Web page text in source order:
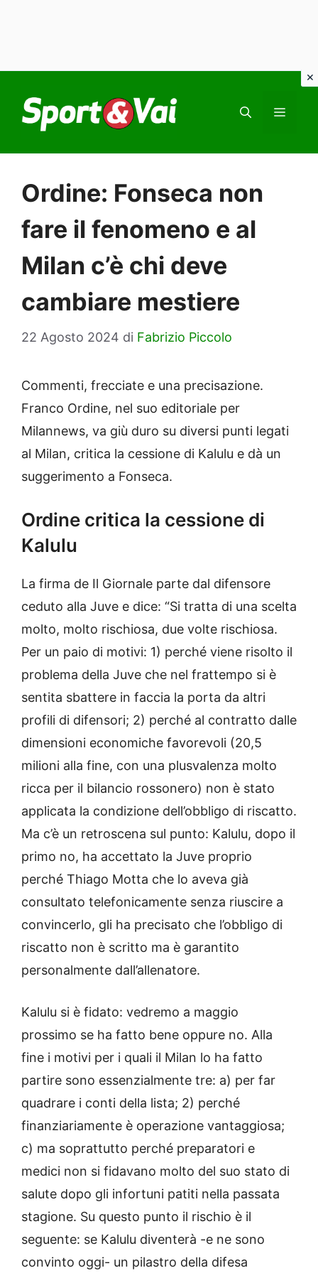
contenuto
Ordine: Fonseca non
fare il fenomeno e al
Milan c’è chi deve
cambiare mestiere
22 Agosto 2024 di Fabrizio Piccolo
Commenti, frecciate e una precisazione.
Franco Ordine, nel suo editoriale per
Milannews, va giù duro su diversi punti legati
al Milan, critica la cessione di Kalulu e dà un
suggerimento a Fonseca.
Ordine critica la cessione di
Kalulu
La firma de Il Giornale parte dal difensore
ceduto alla Juve e dice: “Si tratta di una scelta
molto, molto rischiosa, due volte rischiosa.
Per un paio di motivi: 1) perché viene risolto il
problema della Juve che nel frattempo si è
sentita sbattere in faccia la porta da altri
profili di difensori; 2) perché al contratto dalle
dimensioni economiche favorevoli (20,5
milioni alla fine, con una plusvalenza molto
ricca per il bilancio rossonero) non è stato
applicata la condizione dell’obbligo di riscatto.
Ma c’è un retroscena sul punto: Kalulu, dopo il
primo no, ha accettato la Juve proprio
perché Thiago Motta che lo aveva già
consultato telefonicamente senza riuscire a
convincerlo, gli ha precisato che l’obbligo di
riscatto non è scritto ma è garantito
personalmente dall’allenatore.
Kalulu si è fidato: vedremo a maggio
prossimo se ha fatto bene oppure no. Alla
fine i motivi per i quali il Milan lo ha fatto
partire sono essenzialmente tre: a) per far
quadrare i conti della lista; 2) perché
finanziariamente è operazione vantaggiosa;
c) ma soprattutto perché preparatori e
medici non si fidavano molto del suo stato di
salute dopo gli infortuni patiti nella passata
stagione. Su questo punto il rischio è il
seguente: se Kalulu diventerà -e ne sono
convinto oggi- un pilastro della difesa